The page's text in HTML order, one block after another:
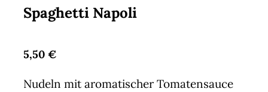
Spaghetti Napoli
5,50 €
Nudeln mit aromatischer Tomatensauce